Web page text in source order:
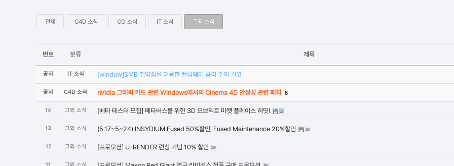
전체 C4D 소식 CG 소식 IT 소식 그외 소식
번호 분류 제목
공지 IT 소식 [window]SMB 취약점을 이용한 랜섬웨어 공격 주의 권고
공지 C4D 소식 nVidia 그래픽 카드 관련 Windows에서의 Cinema 4D 안정성 관련 패치 8
14 그외 소식 [베타 테스터 모집] 메타버스를 위한 3D 오브젝트 마켓 플레이스 허밋!
13 그외 소식 (5.17~5~24) INSYDIUM Fused 50%할인, Fused Maintenance 20%할인
12 그외 소식 [프로모션] U-RENDER 런칭 기념 10% 할인